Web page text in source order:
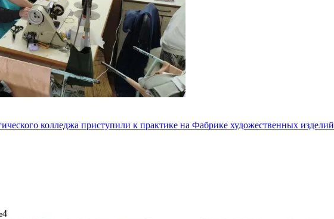
колледжа приступили к практике на Фабрике художественных изделий